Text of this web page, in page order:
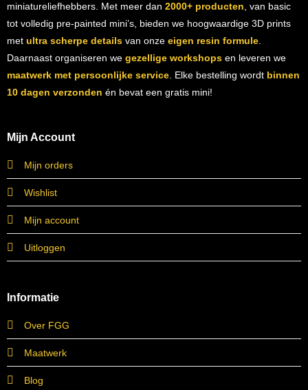
miniatureliefhebbers. Met meer dan 2000+ producten , van basic
tot volledig pre-painted mini’s, bieden we hoogwaardige 3D prints
met ultra scherpe detailsvan onze eigen resin formule.
Daarnaast organiseren we gezellige workshopsen leveren we
maatwerk met persoonlijke service. Elke bestelling wordt binnen
10 dagen verzonden én bevat een gratis mini!
Mijn Account
Mijn orders
Wishlist
Mijn account
Uitloggen
Informatie
Over FGG
Maatwerk
Blog